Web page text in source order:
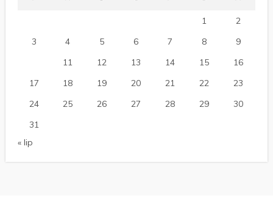
1
2
3
4 5 6 7 8
9
11 12 13 14 15
16
17
18 19 20 21 22
23
24
25 26 27 28 29
30
31
« lip